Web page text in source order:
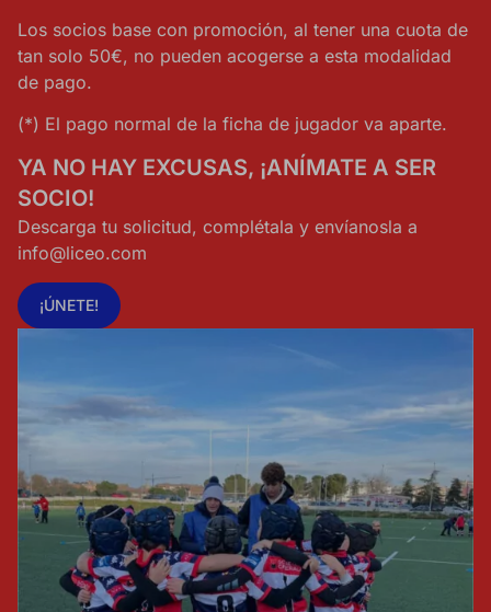
Los socios base con promoción, al tener una cuota de
tan solo 50€, no pueden acogerse a esta modalidad
de pago.
(*) El pago normal de la ficha de jugador va aparte.
YA NO HAY EXCUSAS, ¡ANÍMATE A SER
SOCIO!
Descarga tu solicitud, complétala y envíanosla a
info@liceo.com
¡ÚNETE!